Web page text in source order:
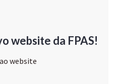
website da FPAS!
website